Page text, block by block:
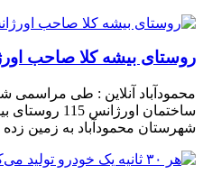
روستای بیشه کلا صاحب اورژانس
محمودآباد آنلاین : طی مراسمی
ساختمان
شهرستان محمودآباد به زمین